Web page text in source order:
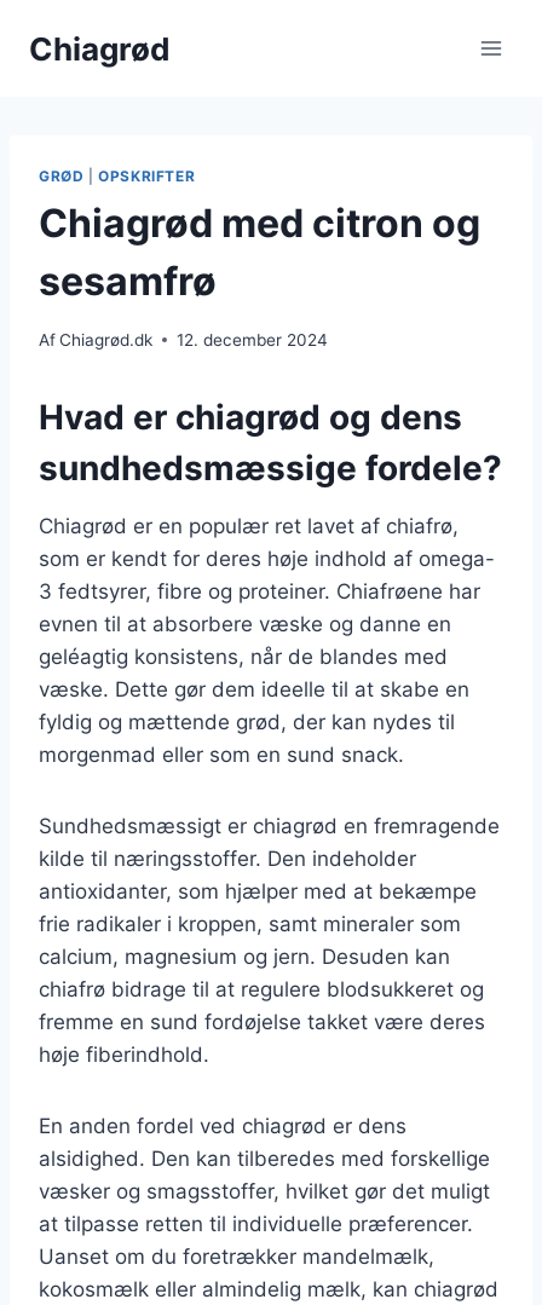
Chiagrød
GRØD |OPSKRIFTER
Chiagrød med citron og
sesamfrø
AfChiagrød.dk 12. december 2024
Hvad er chiagrød og dens
sundhedsmæssige fordele?
Chiagrød er en populær ret lavet af chiafrø,
som er kendt for deres høje indhold af omega-
3 fedtsyrer, fibre og proteiner. Chiafrøene har
evnen til at absorbere væske og danne en
geléagtig konsistens, når de blandes med
væske. Dette gør dem ideelle til at skabe en
fyldig og mættende grød, der kan nydes til
morgenmad eller som en sund snack.
Sundhedsmæssigt er chiagrød en fremragende
kilde til næringsstoffer. Den indeholder
antioxidanter, som hjælper med at bekæmpe
frie radikaler i kroppen, samt mineraler som
calcium, magnesium og jern. Desuden kan
chiafrø bidrage til at regulere blodsukkeret og
fremme en sund fordøjelse takket være deres
høje fiberindhold.
En anden fordel ved chiagrød er dens
alsidighed. Den kan tilberedes med forskellige
væsker og smagsstoffer, hvilket gør det muligt
at tilpasse retten til individuelle præferencer.
Uanset om du foretrækker mandelmælk,
kokosmælk eller almindelig mælk, kan chiagrød